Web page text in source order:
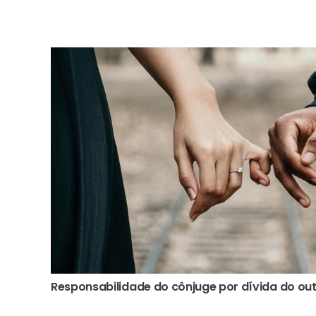
Responsabilidade do cônjuge por dívida do